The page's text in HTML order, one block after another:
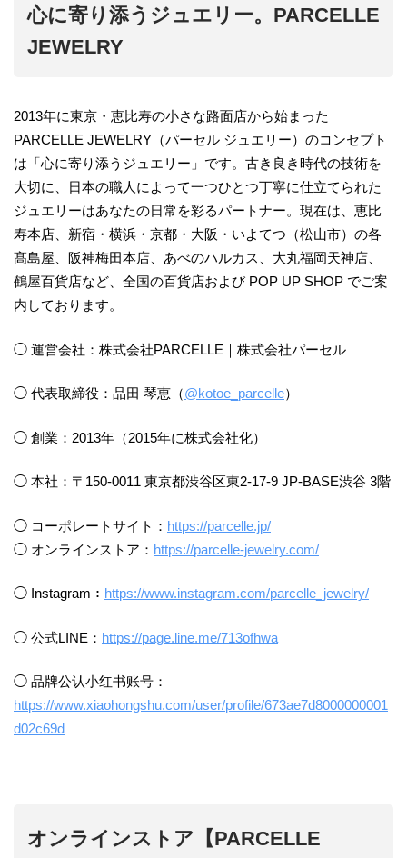
心に寄り添うジュエリー。PARCELLE
JEWELRY
2013年に東京・恵比寿の小さな路面店から始まった
PARCELLE JEWELRY（パーセル ジュエリー）のコンセプト
は「心に寄り添うジュエリー」です。古き良き時代の技術を
大切に、日本の職人によって一つひとつ丁寧に仕立てられた
ジュエリーはあなたの日常を彩るパートナー。現在は、恵比
寿本店、新宿・横浜・京都・大阪・いよてつ（松山市）の各
髙島屋、阪神梅田本店、あべのハルカス、大丸福岡天神店、
鶴屋百貨店など、全国の百貨店および POP UP SHOP でご案
内しております。
◯ 運営会社：株式会社PARCELLE｜株式会社パーセル
◯ 代表取締役：品田 琴恵（@kotoe_parcelle）
◯ 創業：2013年（2015年に株式会社化）
◯ 本社：〒150-0011 東京都渋谷区東2-17-9 JP-BASE渋谷 3階
◯ コーポレートサイト： https://parcelle.jp/
◯ オンラインストア： https://parcelle-jewelry.com/
◯ Instagram： https://www.instagram.com/parcelle_jewelry/
◯ 公式LINE： https://page.line.me/713ofhwa
◯ 品牌公认小红书账号：
https://www.xiaohongshu.com/user/profile/673ae7d8000000001
d02c69d
オンラインストア【PARCELLE